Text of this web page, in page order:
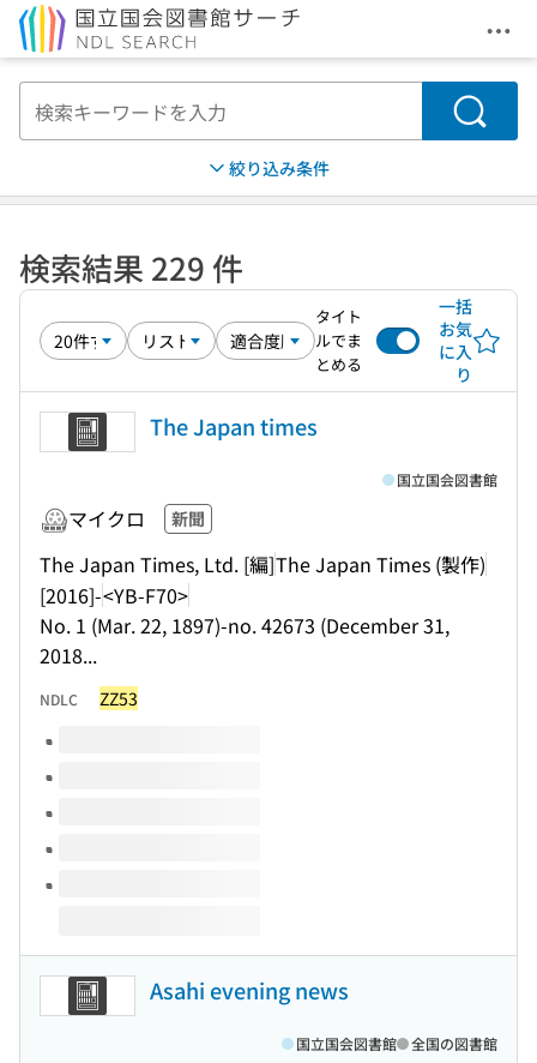
メ
検索
絞り込み条件
検索結果 229 件
タイト
ルでま
とめる
一括
お気
に入
り
The Japan times
マイクロ 新聞
The Japan Times, Ltd. [編]The Japan Times (製作)
[2016]-<YB-F70>
No. 1 (Mar. 22, 1897)-no. 42673 (December 31,
2018...
国立国会図書館
NDLC ZZ53
このタイトルの巻号
Asahi evening news
国立国会図書館 全国の図書館